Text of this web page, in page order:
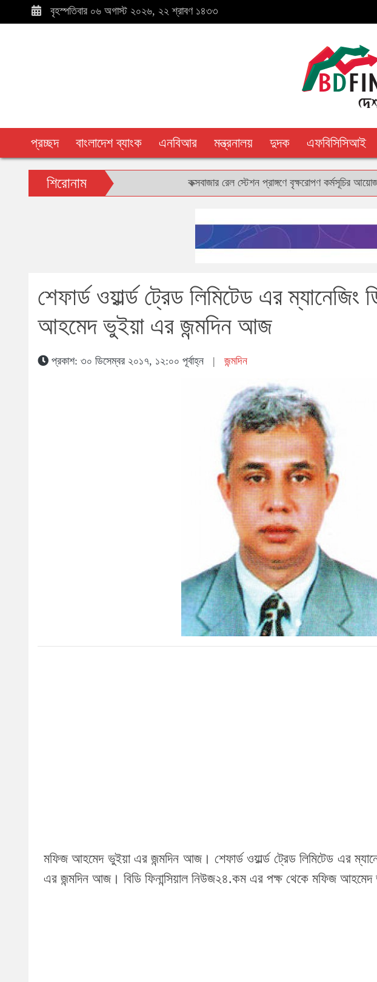
বৃহস্পতিবার ০৬ অগাস্ট ২০২৬, ২২ শ্রাবণ ১৪৩৩
প্রচ্ছদ বাংলাদেশ ব্যাংক এনবিআর মন্ত্রনালয় দুদক এফবিসিসিআই
শিরোনাম কক্সবাজার রেল স্টেশন প্রাঙ্গণে বৃক্ষরোপণ কর্মসূচির আয়োজন
শেফার্ড ওয়ার্ল্ড ট্রেড লিমিটেড এর ম্যানেজিং
আহমেদ ভুইয়া এর জন্মদিন আজ
প্রকাশ: ৩০ ডিসেম্বর ২০১৭, ১২:০০ পূর্বাহ্ন | জন্মদিন
মফিজ আহমেদ ভুইয়া এর জন্মদিন আজ। শেফার্ড ওয়ার্ল্ড ট্রেড লিমিটেড এর
এর জন্মদিন আজ। বিডি ফিনান্সিয়াল নিউজ২৪.কম এর পক্ষ থেকে মফিজ আহমেদ